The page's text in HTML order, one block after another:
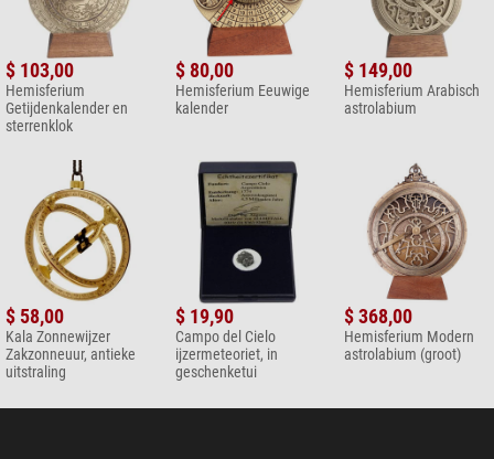
$ 103,00
Hemisferium
Getijdenkalender en
sterrenklok
$ 80,00
Hemisferium Eeuwige
kalender
$ 149,00
Hemisferium Arabisch
astrolabium
$ 58,00
Kala Zonnewijzer
Zakzonneuur, antieke
uitstraling
$ 19,90
Campo del Cielo
ijzermeteoriet, in
geschenketui
$ 368,00
Hemisferium Modern
astrolabium (groot)